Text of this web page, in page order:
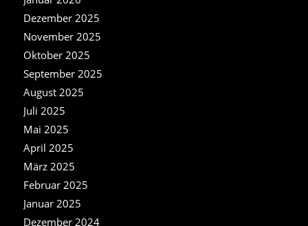
Dezember 2025
November 2025
Oktober 2025
September 2025
August 2025
Juli 2025
Mai 2025
April 2025
März 2025
Februar 2025
Januar 2025
Dezember 2024